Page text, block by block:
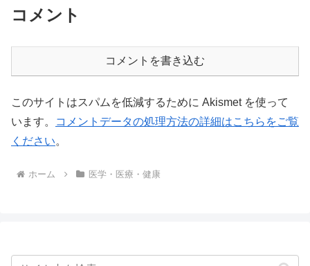
コメント
コメントを書き込む
このサイトはスパムを低減するために Akismet を使って
います。
コメントデータの処理方法の詳細はこちらをご覧
ください。
ホーム 医学・医療・健康